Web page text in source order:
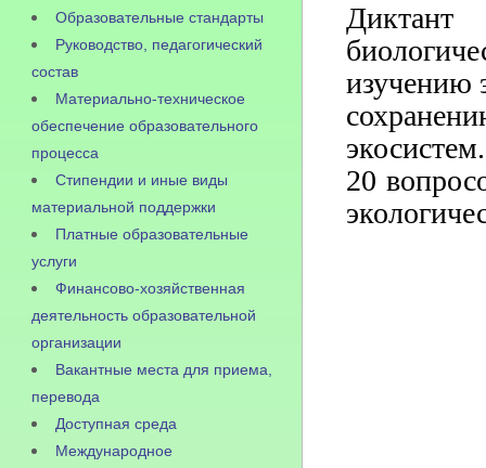
Образовательные стандарты
Руководство, педагогический
состав
Материально-техническое
обеспечение образовательного
процесса
Стипендии и иные виды
материальной поддержки
Платные образовательные
услуги
Финансово-хозяйственная
деятельность образовательной
организации
Вакантные места для приема,
перевода
Доступная среда
Международное
Диктант
изучению
20